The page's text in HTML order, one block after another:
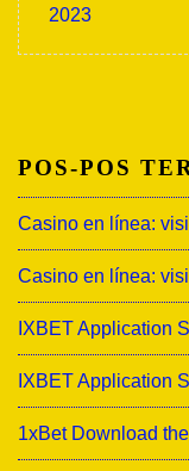
2023
POS-POS
Casino en línea:
Casino en línea:
IXBET Application
IXBET Application
1xBet Download